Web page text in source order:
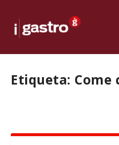
Etiqueta: Come